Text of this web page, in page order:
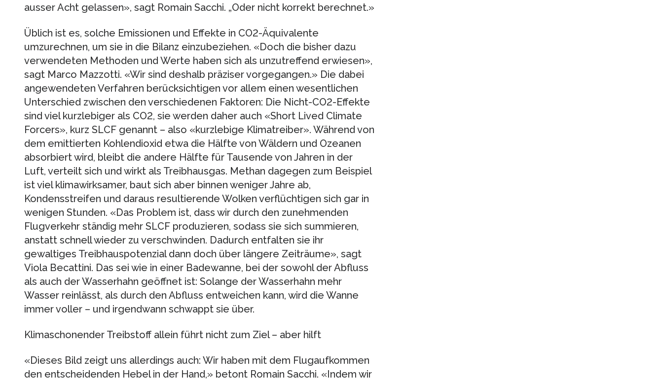
ausser Acht gelassen», sagt Romain Sacchi. „Oder nicht korrekt berechnet.»
Üblich ist es, solche Emissionen und Effekte in CO2-Äquivalente
umzurechnen, um sie in die Bilanz einzubeziehen. «Doch die bisher dazu
verwendeten Methoden und Werte haben sich als unzutreffend erwiesen»,
sagt Marco Mazzotti. «Wir sind deshalb präziser vorgegangen.» Die dabei
angewendeten Verfahren berücksichtigen vor allem einen wesentlichen
Unterschied zwischen den verschiedenen Faktoren: Die Nicht-CO2-Effekte
sind viel kurzlebiger als CO2, sie werden daher auch «Short Lived Climate
Forcers», kurz SLCF genannt – also «kurzlebige Klimatreiber». Während von
dem emittierten Kohlendioxid etwa die Hälfte von Wäldern und Ozeanen
absorbiert wird, bleibt die andere Hälfte für Tausende von Jahren in der
Luft, verteilt sich und wirkt als Treibhausgas. Methan dagegen zum Beispiel
ist viel klimawirksamer, baut sich aber binnen weniger Jahre ab,
Kondensstreifen und daraus resultierende Wolken verflüchtigen sich gar in
wenigen Stunden. «Das Problem ist, dass wir durch den zunehmenden
Flugverkehr ständig mehr SLCF produzieren, sodass sie sich summieren,
anstatt schnell wieder zu verschwinden. Dadurch entfalten sie ihr
gewaltiges Treibhauspotenzial dann doch über längere Zeiträume», sagt
Viola Becattini. Das sei wie in einer Badewanne, bei der sowohl der Abfluss
als auch der Wasserhahn geöffnet ist: Solange der Wasserhahn mehr
Wasser reinlässt, als durch den Abfluss entweichen kann, wird die Wanne
immer voller – und irgendwann schwappt sie über.
Klimaschonender Treibstoff allein führt nicht zum Ziel – aber hilft
«Dieses Bild zeigt uns allerdings auch: Wir haben mit dem Flugaufkommen
den entscheidenden Hebel in der Hand,» betont Romain Sacchi. «Indem wir